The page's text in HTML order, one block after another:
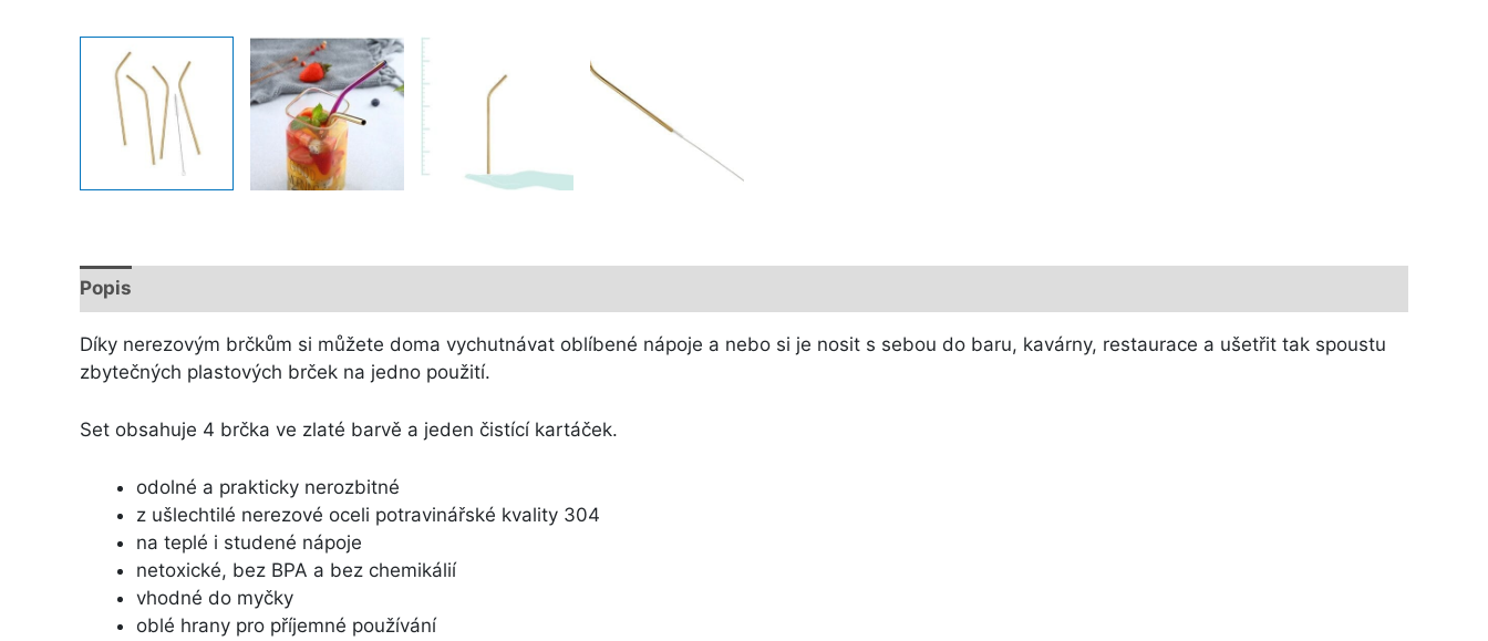
Popis
Díky nerezovým brčkům si můžete doma vychutnávat oblíbené nápoje a nebo si je nosit s sebou do baru, kavárny, restaurace a ušetřit tak spoustu
zbytečných plastových brček na jedno použití.
Set obsahuje 4 brčka ve zlaté barvě a jeden čistící kartáček.
odolné a prakticky nerozbitné
z ušlechtilé nerezové oceli potravinářské kvality 304
na teplé i studené nápoje
netoxické, bez BPA a bez chemikálií
vhodné do myčky
oblé hrany pro příjemné používání